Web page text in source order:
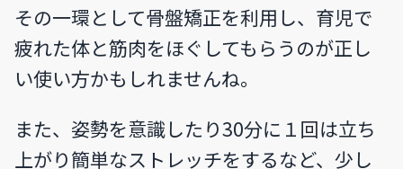
その一環として骨盤矯正を利用し、育児で
疲れた体と筋肉をほぐしてもらうのが正し
い使い方かもしれませんね。
また、姿勢を意識したり30分に１回は立ち
上がり簡単なストレッチをするなど、少し